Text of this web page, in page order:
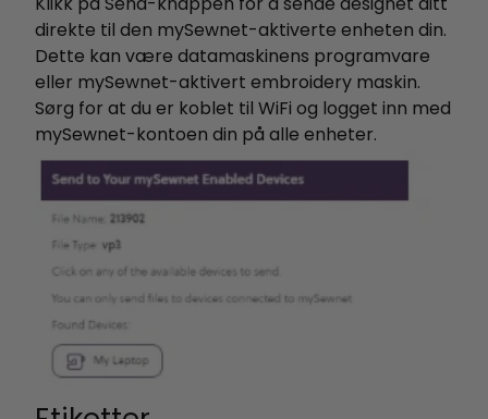
direkte til den mySewnet-aktiverte enheten din.
Dette kan være datamaskinens programvare
eller mySewnet-aktivert embroidery maskin.
Sørg for at du er koblet til WiFi og logget inn med
mySewnet-kontoen din på alle enheter.